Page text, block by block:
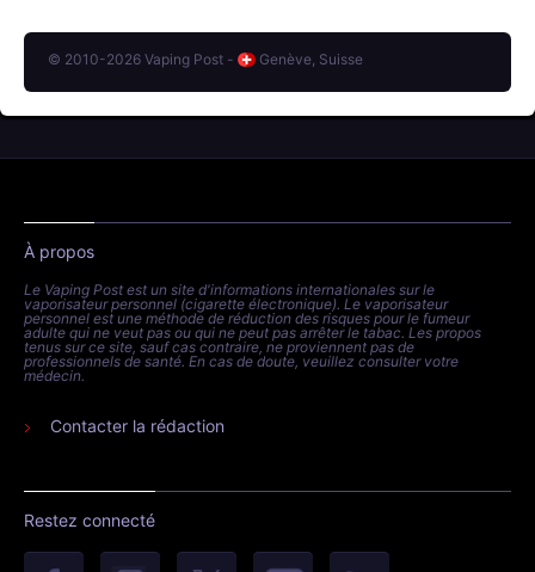
© 2010-2026 Vaping Post - Genève, Suisse
À propos
Le Vaping Post est un site d'informations internationales sur le
vaporisateur personnel (cigarette électronique). Le vaporisateur
personnel est une méthode de réduction des risques pour le fumeur
adulte qui ne veut pas ou qui ne peut pas arrêter le tabac. Les propos
tenus sur ce site, sauf cas contraire, ne proviennent pas de
professionnels de santé. En cas de doute, veuillez consulter votre
médecin.
Contacter la rédaction
Restez connecté